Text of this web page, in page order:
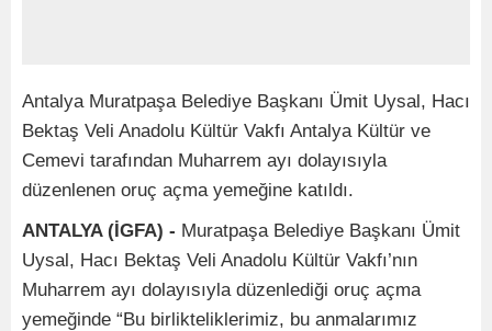
Antalya Muratpaşa Belediye Başkanı Ümit Uysal, Hacı
Bektaş Veli Anadolu Kültür Vakfı Antalya Kültür ve
Cemevi tarafından Muharrem ayı dolayısıyla
düzenlenen oruç açma yemeğine katıldı.
ANTALYA (İGFA) - Muratpaşa Belediye Başkanı Ümit
Uysal, Hacı Bektaş Veli Anadolu Kültür Vakfı’nın
Muharrem ayı dolayısıyla düzenlediği oruç açma
yemeğinde “Bu birlikteliklerimiz, bu anmalarımız